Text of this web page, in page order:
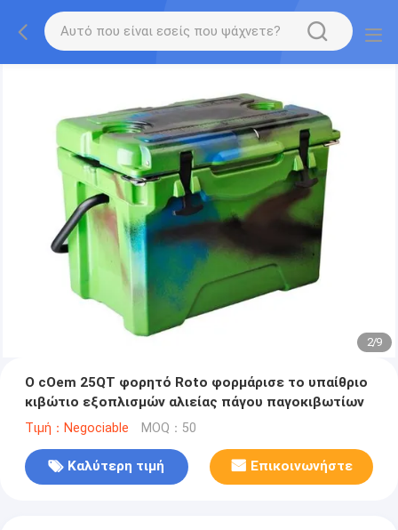
2/9
Ο cOem 25QT φορητό Roto φορμάρισε το υπαίθριο
κιβώτιο εξοπλισμών αλιείας πάγου παγοκιβωτίων
Τιμή：Negociable MOQ：50
Καλύτερη τιμή Επικοινωνήστε